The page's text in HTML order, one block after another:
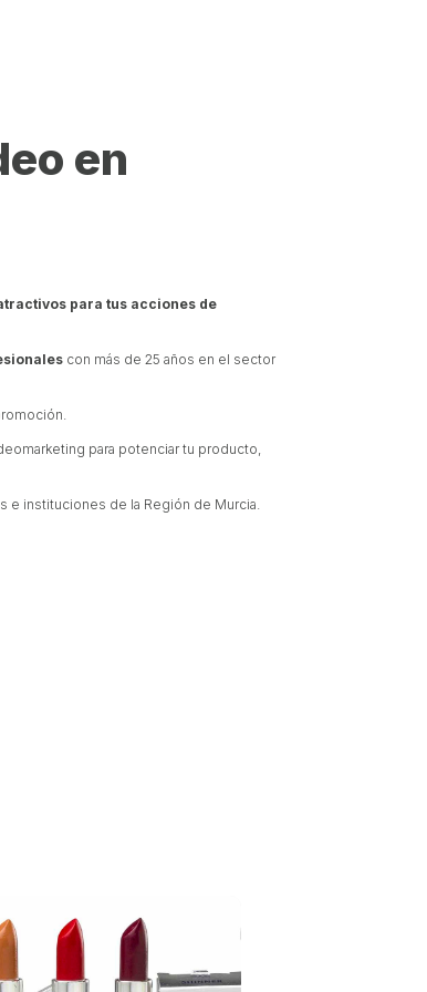
en
para tus acciones de
con más de 25 años en el sector
para potenciar tu producto,
e instituciones de la Región de Murcia.